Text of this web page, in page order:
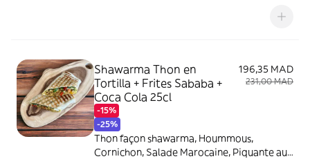
Shawarma Thon en
Tortilla + Frites Sababa +
Coca Cola 25cl
-15%
-25%
196,35 MAD
231,00 MAD
Thon façon shawarma, Hoummous,
Cornichon, Salade Marocaine, Piquante au